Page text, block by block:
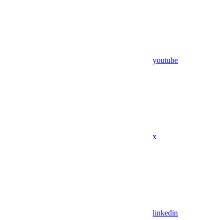
youtube
x
linkedin